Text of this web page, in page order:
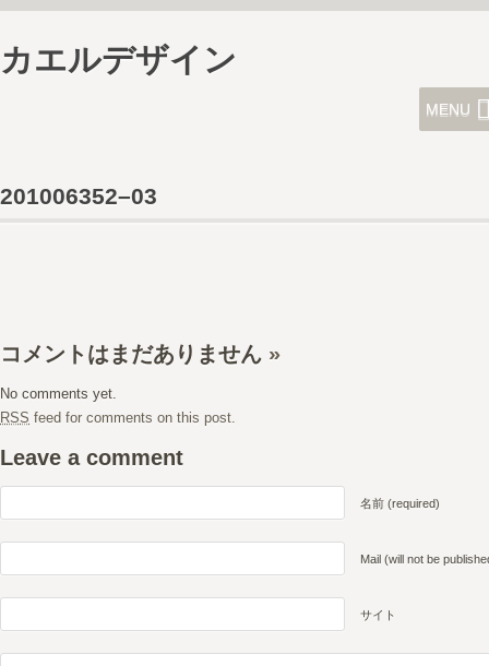
カエルデザイン
MENU
201006352–03
コメントはまだありません »
No comments yet.
RSS feed for comments on this post.
Leave a comment
名前 (required)
Mail (will not be
サイト